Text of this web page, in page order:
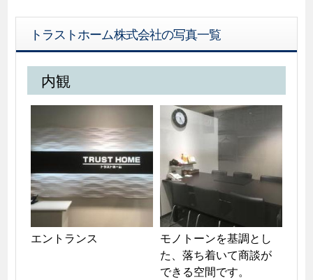
トラストホーム株式会社の写真一覧
内観
エントランス
モノトーンを基調とし
た、落ち着いて商談が
できる空間です。